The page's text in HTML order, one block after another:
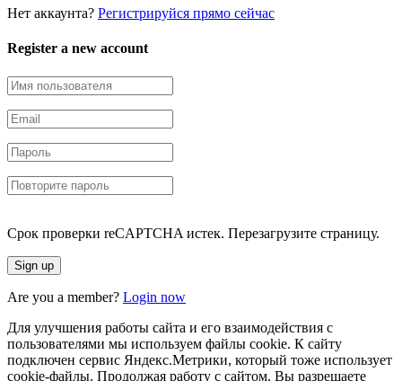
Нет аккаунта? Регистрируйся прямо сейчас
Register a new account
Срок проверки reCAPTCHA истек. Перезагрузите страницу.
Are you a member? Login now
Для улучшения работы сайта и его взаимодействия с
пользователями мы используем файлы cookie. К сайту
подключен сервис Яндекс.Метрики, который тоже использует
cookie-файлы. Продолжая работу с сайтом, Вы разрешаете